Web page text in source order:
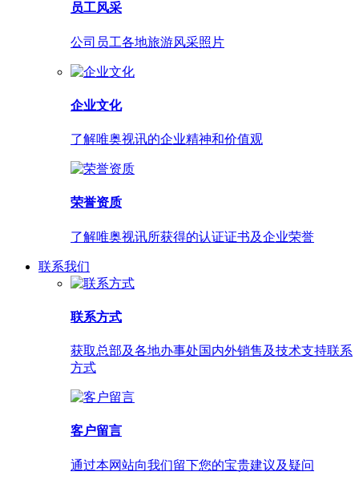
员工风采
公司员工各地旅游风采照片
企业文化
了解唯奥视讯的企业精神和价值观
荣誉资质
了解唯奥视讯所获得的认证证书及企业荣誉
联系我们
联系方式
获取总部及各地办事处国内外销售及技术支持联系
方式
客户留言
通过本网站向我们留下您的宝贵建议及疑问